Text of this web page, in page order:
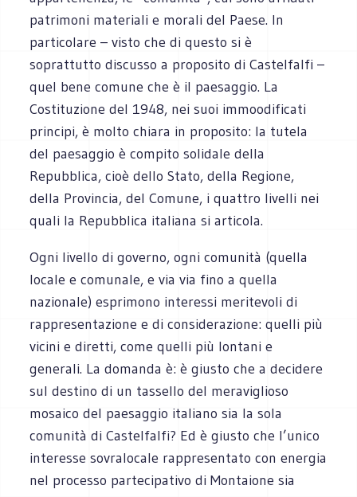
patrimoni materiali e morali del Paese. In
particolare – visto che di questo si è
soprattutto discusso a proposito di Castelfalfi –
quel bene comune che è il paesaggio. La
Costituzione del 1948, nei suoi immoodificati
principi, è molto chiara in proposito: la tutela
del paesaggio è compito solidale della
Repubblica, cioè dello Stato, della Regione,
della Provincia, del Comune, i quattro livelli nei
quali la Repubblica italiana si articola.
Ogni livello di governo, ogni comunità (quella
locale e comunale, e via via fino a quella
nazionale) esprimono interessi meritevoli di
rappresentazione e di considerazione: quelli più
vicini e diretti, come quelli più lontani e
generali. La domanda è: è giusto che a decidere
sul destino di un tassello del meraviglioso
mosaico del paesaggio italiano sia la sola
comunità di Castelfalfi? Ed è giusto che l’unico
interesse sovralocale rappresentato con energia
nel processo partecipativo di Montaione sia